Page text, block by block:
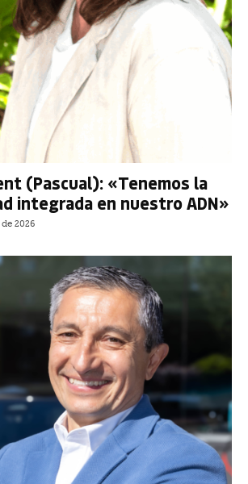
(Pascual): «Tenemos la
integrada en nuestro ADN»
2026